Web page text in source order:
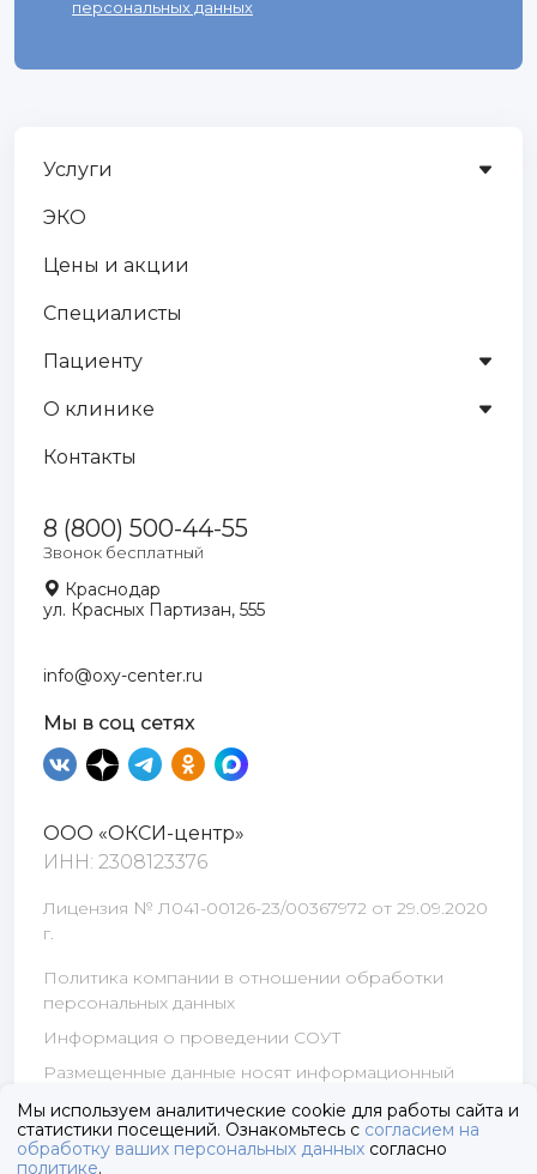
персональных данных
Услуги
ЭКО
Цены и акции
Специалисты
Пациенту
О клинике
Контакты
8 (800) 500-44-55
Звонок бесплатный
Краснодар
ул. Красных Партизан, 555
info@oxy-center.ru
Мы в соц сетях
ООО «ОКСИ-центр»
ИНН: 2308123376
Лицензия № Л041-00126-23/00367972 от 29.09.2020
г.
Политика компании в отношении обработки
персональных данных
Информация о проведении СОУТ
Размещенные данные носят информационный
характер и не являются публичной офертой
© 2025 OXY-Center
Мы используем аналитические cookie для работы сайта и
статистики посещений. Ознакомьтесь с согласием на
обработку ваших персональных данных согласно
политике.